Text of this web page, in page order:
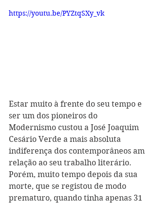
https://youtu.be/PYZtqSXy_vk
Estar muito à frente do seu tempo e
ser um dos pioneiros do
Modernismo custou a José Joaquim
Cesário Verde a mais absoluta
indiferença dos contemporâneos am
relação ao seu trabalho literário.
Porém, muito tempo depois da sua
morte, que se registou de modo
prematuro, quando tinha apenas 31